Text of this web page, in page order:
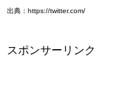
出典：https://twitter.com/
スポンサーリンク